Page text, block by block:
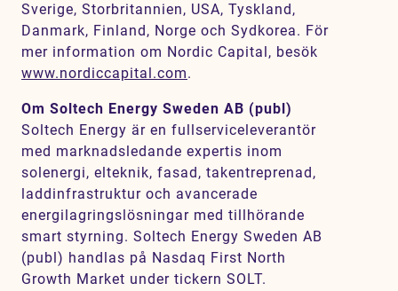
Sverige, Storbritannien, USA, Tyskland,
Danmark, Finland, Norge och Sydkorea. För
mer information om Nordic Capital, besök
www.nordiccapital.com.
Om Soltech Energy Sweden AB (publ)
Soltech Energy är en fullserviceleverantör
med marknadsledande expertis inom
solenergi, elteknik, fasad, takentreprenad,
laddinfrastruktur och avancerade
energilagringslösningar med tillhörande
smart styrning. Soltech Energy Sweden AB
(publ) handlas på Nasdaq First North
Growth Market under tickern SOLT.